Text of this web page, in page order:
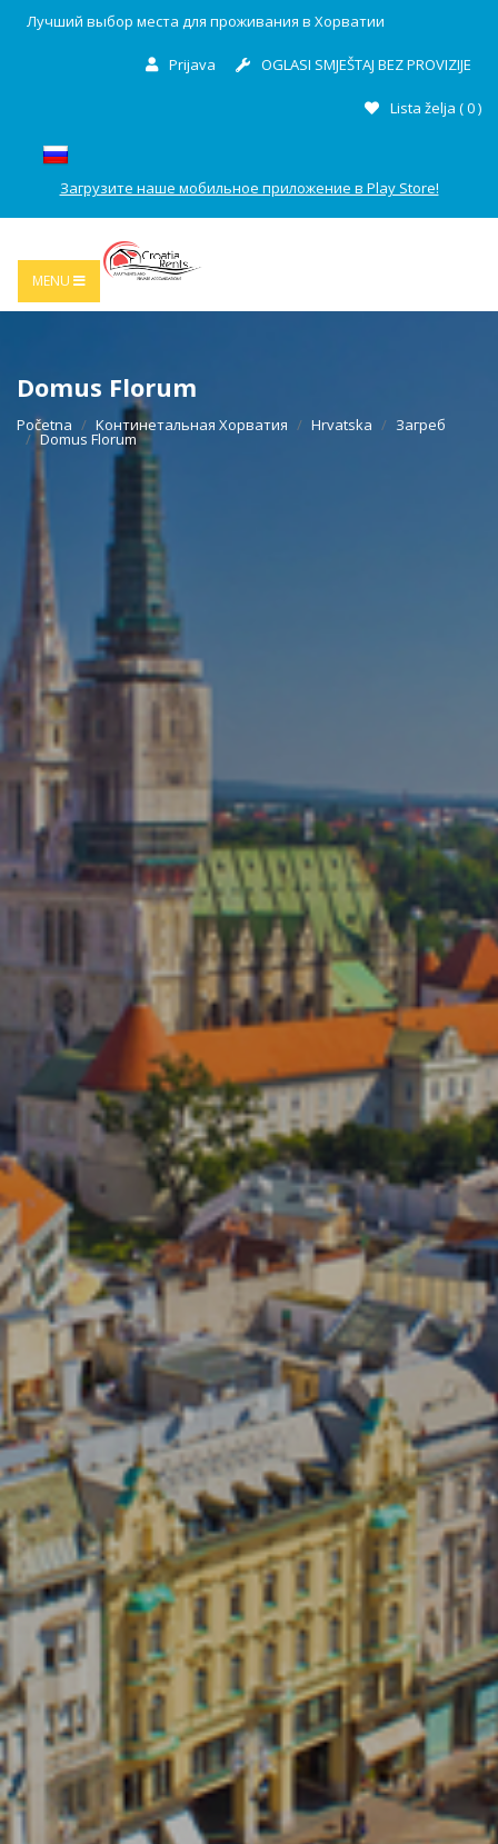
Лучший выбор места для проживания в Хорватии
Prijava OGLASI SMJEŠTAJ BEZ PROVIZIJE
Lista želja (0)
Загрузите наше мобильное приложение в Play Store!
MENU
Domus Florum
Početna Kонтинетальная Хорватия Hrvatska Загреб
Domus Florum